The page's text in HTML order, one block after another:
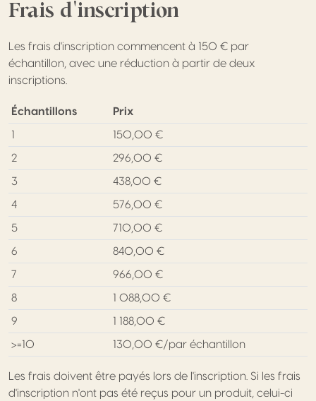
Frais d'inscription
Les frais d'inscription commencent à 150 € par
échantillon, avec une réduction à partir de deux
inscriptions.
Échantillons Prix
1 150,00 €
2 296,00 €
3 438,00 €
4 576,00 €
5 710,00 €
6 840,00 €
7 966,00 €
8 1 088,00 €
9 1 188,00 €
>=10 130,00 €/par échantillon
Les frais doivent être payés lors de l'inscription. Si les frais
d'inscription n'ont pas été reçus pour un produit, celui-ci